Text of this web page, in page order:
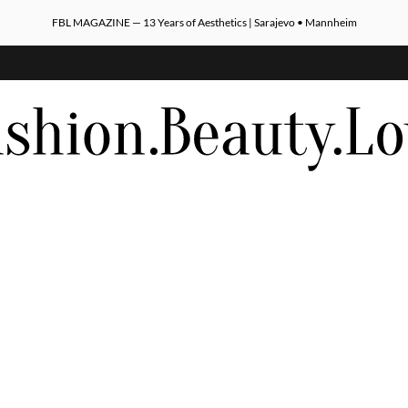
FBL MAGAZINE — 13 Years of Aesthetics | Sarajevo • Mannheim